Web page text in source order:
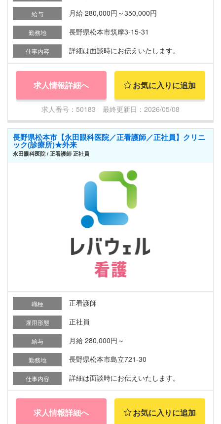
給与 月給 280,000円～350,000円
勤務地 長野県松本市筑摩3-15-31
仕事内容 詳細は面談時にお伝えいたします。
求人情報詳細へ お気に入りに追加
求人番号：50183 最終更新日：2026/05/08
長野県松本市【永田眼科医院／正看護師／正社員】クリニ
ック(診療所)★外来
永田眼科医院 / 正看護師 正社員
職種 正看護師
雇用形態 正社員
給与 月給 280,000円～
勤務地 長野県松本市島立721-30
仕事内容 詳細は面談時にお伝えいたします。
求人情報詳細へ お気に入りに追加